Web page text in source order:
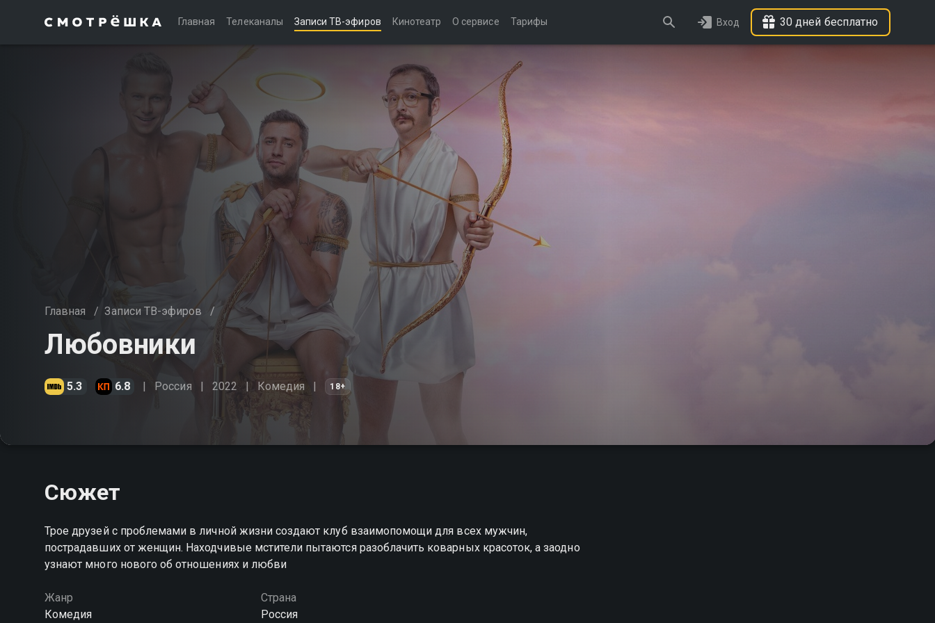
Главная Телеканалы Записи ТВ-эфиров Кинотеатр О сервисе Тарифы Вход 30 дней бесплатно
Главная / Записи ТВ-эфиров /
Любовники
5.3 6.8 Россия 2022 Комедия 18+
Сюжет
Трое друзей с проблемами в личной жизни создают клуб взаимопомощи для всех мужчин,
пострадавших от женщин. Находчивые мстители пытаются разоблачить коварных красоток, а заодно
узнают много нового об отношениях и любви
Жанр
Комедия
Страна
Россия